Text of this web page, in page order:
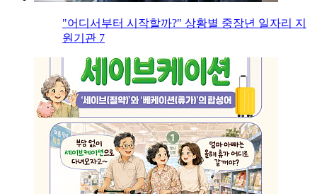
"어디서부터 시작할까?" 상황별 중장년 일자리 지
원기관 7